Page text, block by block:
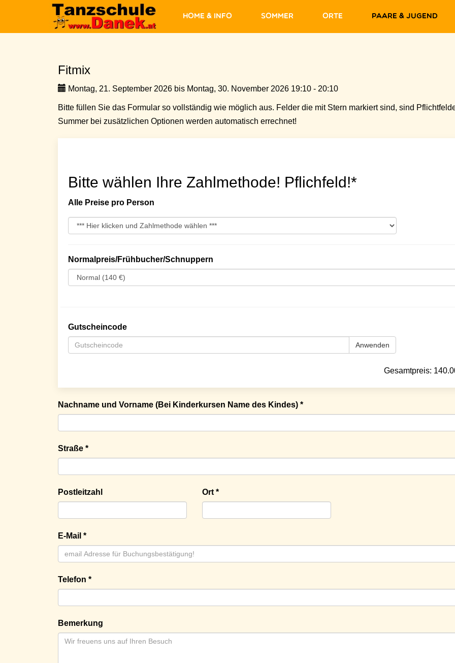
Home & Info Sommer Orte Paare & Jugend
Fitmix
Montag, 21. September 2026 bis Montag, 30. November 2026 19:10 - 20:10
Bitte füllen Sie das Formular so vollständig wie möglich aus. Felder die mit Stern markiert sind, sind
Summer bei zusätzlichen Optionen werden automatisch errechnet!
Bitte wählen Ihre Zahlmethode! Pflichfeld!*
Alle Preise pro Person
Normalpreis/Frühbucher/Schnuppern
Gutscheincode
Anwenden
Gesamtpreis:
Nachname und Vorname (Bei Kinderkursen Name des Kindes) *
Straße *
Postleitzahl Ort *
E-Mail *
Telefon *
Bemerkung